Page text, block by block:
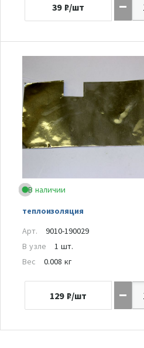
39 ₽/шт
В наличии
теплоизоляция
Арт.
9010-190029
В узле
1 шт.
Вес
0.008 кг
129 ₽/шт